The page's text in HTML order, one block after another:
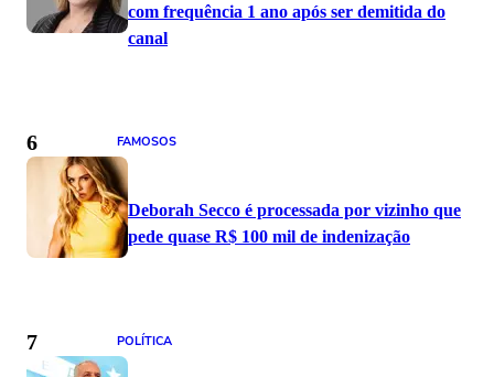
com frequência 1 ano após ser demitida do
canal
6 FAMOSOS
Deborah Secco é processada por vizinho que
pede quase R$ 100 mil de indenização
7 POLÍTICA